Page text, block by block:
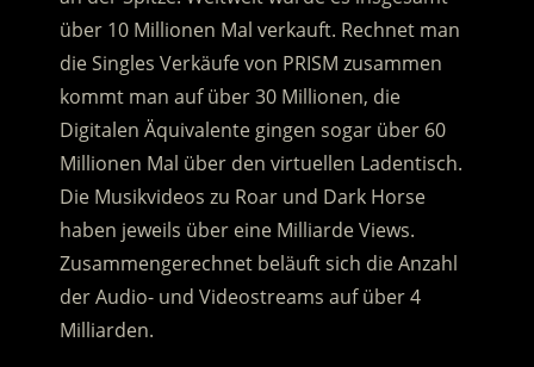
über 10 Millionen Mal verkauft. Rechnet man
die Singles Verkäufe von PRISM zusammen
kommt man auf über 30 Millionen, die
Digitalen Äquivalente gingen sogar über 60
Millionen Mal über den virtuellen Ladentisch.
Die Musikvideos zu Roar und Dark Horse
haben jeweils über eine Milliarde Views.
Zusammengerechnet beläuft sich die Anzahl
der Audio- und Videostreams auf über 4
Milliarden.